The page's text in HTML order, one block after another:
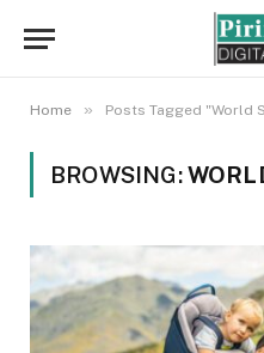
Home » Posts Tagged "World
BROWSING: